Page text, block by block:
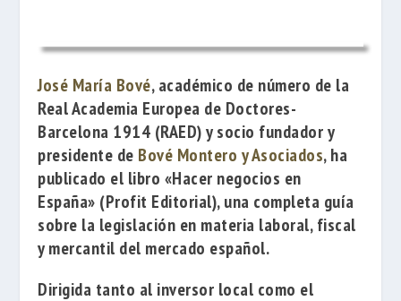
José María Bové, académico de número de la
Real Academia Europea de Doctores-
Barcelona 1914 (RAED) y socio fundador y
presidente de Bové Montero y Asociados, ha
publicado el libro «Hacer negocios en
España» (Profit Editorial), una completa guía
sobre la legislación en materia laboral, fiscal
y mercantil del mercado español.
Dirigida tanto al inversor local como el